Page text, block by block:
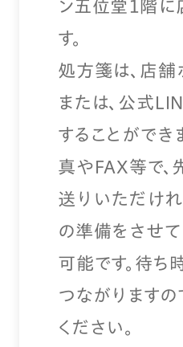
ン五位堂１階
す。
処方箋は、店舗
または、公式
することができ
真やFAX等で、
送りいただけ
の準備をさせ
可能です。待ち
つながりますの
ください。